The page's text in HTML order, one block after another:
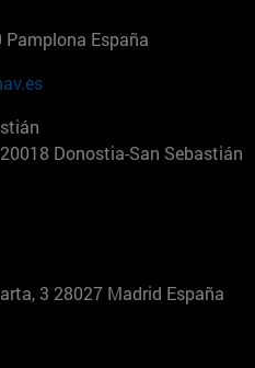
España
Donostia-San Sebastián
3 28027 Madrid España